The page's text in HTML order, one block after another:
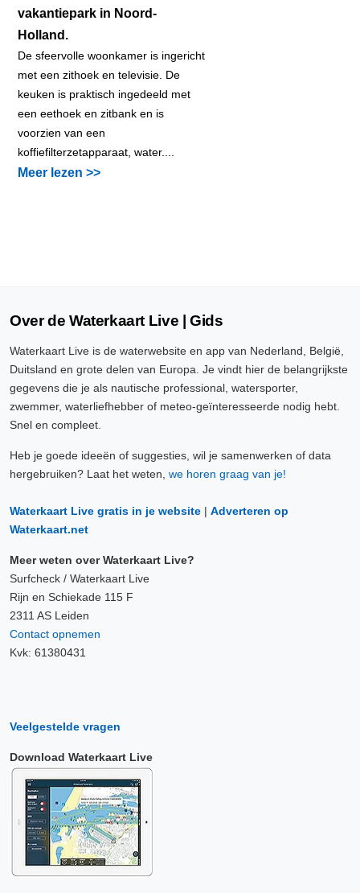
vakantiepark in Noord-
Holland.
De sfeervolle woonkamer is ingericht
met een zithoek en televisie. De
keuken is praktisch ingedeeld met
een eethoek en zitbank en is
voorzien van een
koffiefilterzetapparaat, water....
Meer lezen >>
Over de Waterkaart Live | Gids
Waterkaart Live is de waterwebsite en app van Nederland, België,
Duitsland en grote delen van Europa. Je vindt hier de belangrijkste
gegevens die je als nautische professional, watersporter,
zwemmer, waterliefhebber of meteo-geïnteresseerde nodig hebt.
Snel en compleet.
Heb je goede ideeën of suggesties, wil je samenwerken of data
hergebruiken? Laat het weten, we horen graag van je!
Waterkaart Live gratis in je website | Adverteren op
Waterkaart.net
Meer weten over Waterkaart Live?
Surfcheck / Waterkaart Live
Rijn en Schiekade 115 F
2311 AS Leiden
Contact opnemen
Kvk: 61380431
Veelgestelde vragen
Download Waterkaart Live